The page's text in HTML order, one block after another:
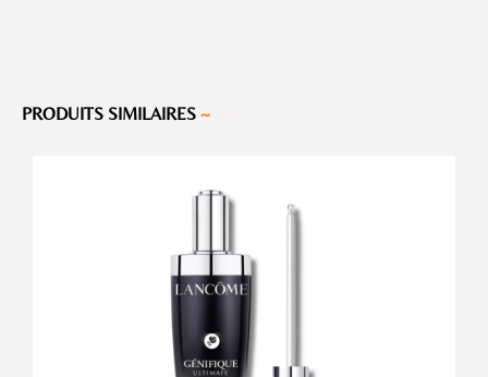
PRODUITS SIMILAIRES ~